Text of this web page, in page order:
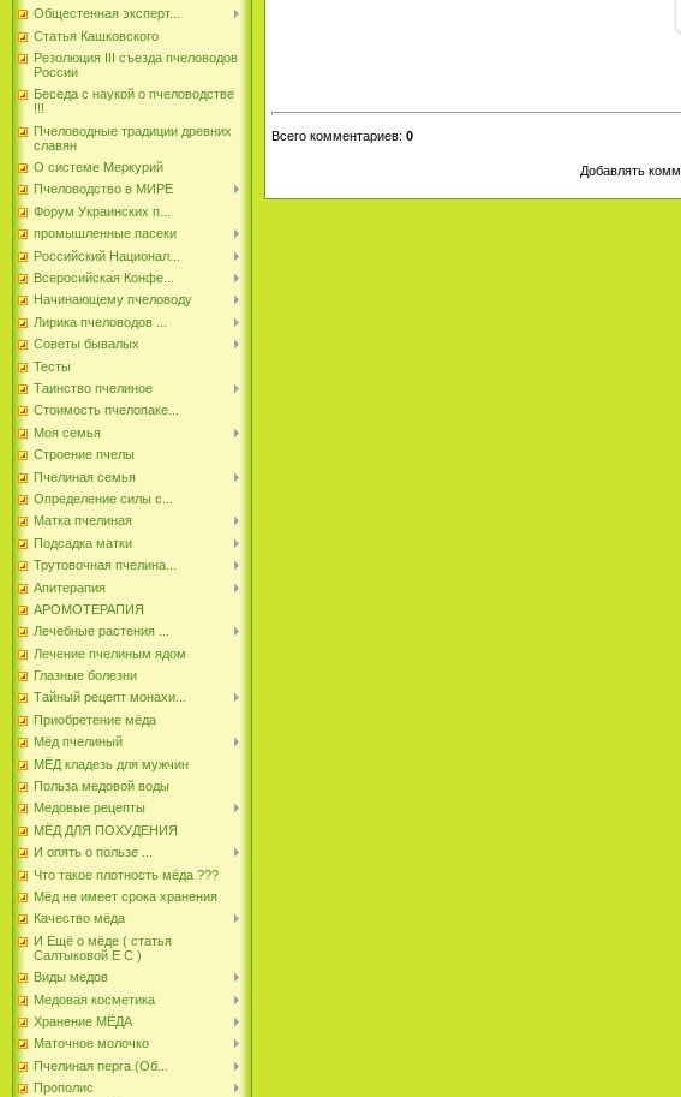
Общестенная эксперт...
Статья Кашковского
Резолюция III съезда пчеловодов
России
Беседа с наукой о пчеловодстве
!!!
Пчеловодные традиции древних
славян
О системе Меркурий
Пчеловодство в МИРЕ
Форум Украинских п...
промышленные пасеки
Российский Национал...
Всеросийская Конфе...
Начинающему пчеловоду
Лирика пчеловодов ...
Советы бывалых
Тесты
Таинство пчелиное
Стоимость пчелопаке...
Моя семья
Строение пчелы
Пчелиная семья
Определение силы с...
Матка пчелиная
Подсадка матки
Трутовочная пчелина...
Апитерапия
АРОМОТЕРАПИЯ
Лечебные растения ...
Лечение пчелиным ядом
Глазные болезни
Тайный рецепт монахи...
Приобретение мёда
Мёд пчелиный
МЁД кладезь для мужчин
Польза медовой воды
Медовые рецепты
МЁД ДЛЯ ПОХУДЕНИЯ
И опять о пользе ...
Что такое плотность мёда ???
Мёд не имеет срока хранения
Качество мёда
И Ещё о мёде ( статья
Салтыковой Е С )
Виды медов
Медовая косметика
Хранение МЁДА
Маточное молочко
Пчелиная перга (Об...
Прополис
Всего комментариев: 0
Добавлять